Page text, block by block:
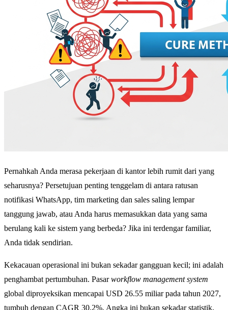
Pernahkah Anda merasa pekerjaan di kantor lebih rumit dari yang
seharusnya? Persetujuan penting tenggelam di antara ratusan
notifikasi WhatsApp, tim marketing dan sales saling lempar
tanggung jawab, atau Anda harus memasukkan data yang sama
berulang kali ke sistem yang berbeda? Jika ini terdengar familiar,
Anda tidak sendirian.
Kekacauan operasional ini bukan sekadar gangguan kecil; ini adalah
penghambat pertumbuhan. Pasarworkflow management system
global diproyeksikan mencapai USD 26.55 miliar pada tahun 2027,
tumbuh dengan CAGR 30.2%. Angka ini bukan sekadar statistik,